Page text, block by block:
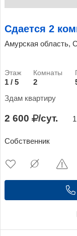
Сдается 2
Амурская область,
1 / 5 2
Здам квартиру
2 600 /сут.
Собственник